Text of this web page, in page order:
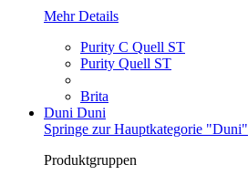
Mehr Details
Purity C Quell ST
Purity Quell ST
Brita
Duni Duni
Springe zur Hauptkategorie "Duni"
Produktgruppen